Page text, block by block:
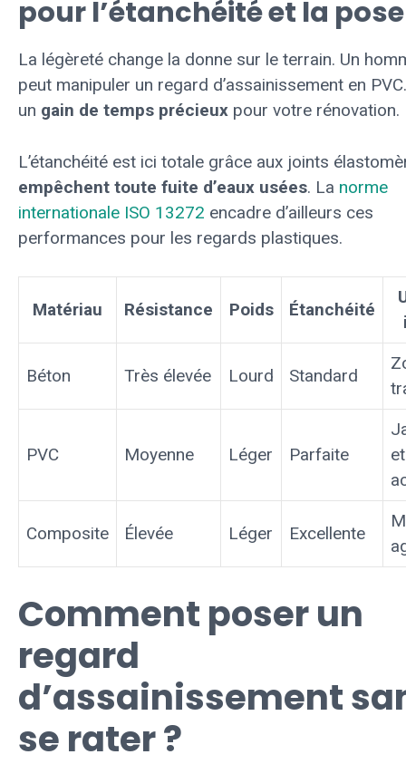
pour l’étanchéité et la pose
La légèreté change la donne sur le terrain. Un
peut manipuler un regard d’assainissement en PVC.
un gain de temps précieux pour votre rénovation.
L’étanchéité est ici totale grâce aux joints
empêchent toute fuite d’eaux usées. La norme
internationale ISO 13272 encadre d’ailleurs ces
performances pour les regards plastiques.
Matériau Résistance Poids Étanchéité
Béton Très élevée Lourd Standard
PVC Moyenne Léger Parfaite
et
Composite Élevée Léger Excellente
Comment poser un
regard
d’assainissement
se rater ?